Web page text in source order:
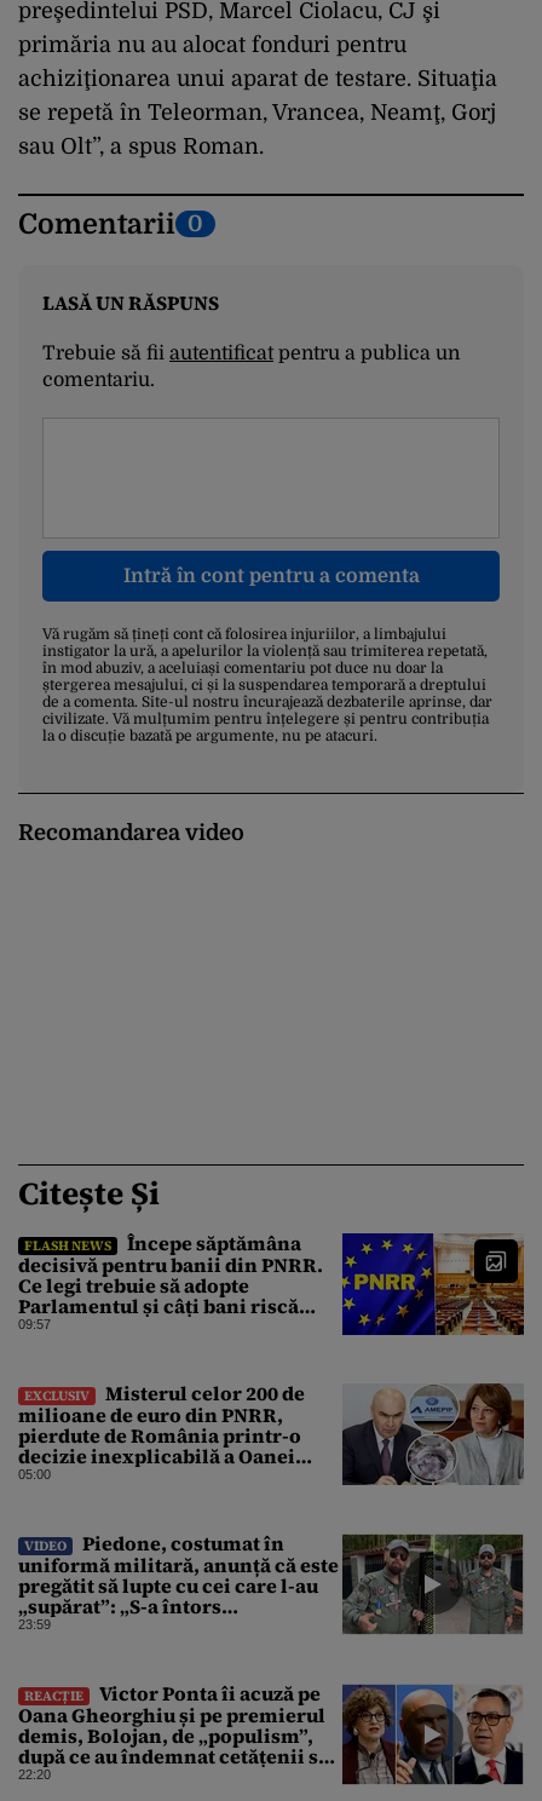
preşedintelui PSD, Marcel Ciolacu, CJ şi
primăria nu au alocat fonduri pentru
achiziţionarea unui aparat de testare. Situaţia
se repetă în Teleorman, Vrancea, Neamţ, Gorj
sau Olt”, a spus Roman.
Comentarii 0
LASĂ UN RĂSPUNS
Trebuie să fii autentificatpentru a publica un
comentariu.
Intră în cont pentru a comenta
Vă rugăm să țineți cont că folosirea injuriilor, a limbajului
instigator la ură, a apelurilor la violență sau trimiterea repetată,
în mod abuziv, a aceluiași comentariu pot duce nu doar la
ștergerea mesajului, ci și la suspendarea temporară a dreptului
de a comenta. Site-ul nostru încurajează dezbaterile aprinse, dar
civilizate. Vă mulțumim pentru înțelegere și pentru contribuția
la o discuție bazată pe argumente, nu pe atacuri.
Recomandarea video
Citește Și
FLASH NEWS
Începe săptămâna
decisivă pentru banii din PNRR.
Ce legi trebuie să adopte
Parlamentul și câți bani riscă
România să piardă
09:57
EXCLUSIV
Misterul celor 200 de
milioane de euro din PNRR,
pierdute de România printr-o
decizie inexplicabilă a Oanei
Gheorghiu. Ultima hotărâre de
05:00
VIDEO
Piedone, costumat în
uniformă militară, anunță că este
pregătit să lupte cu cei care l-au
„supărat”: „S-a întors
boomerangul”
23:59
REACȚIE
Victor Ponta îi acuză pe
Oana Gheorghiu și pe premierul
demis, Bolojan, de „populism”,
după ce au îndemnat cetățenii să
reducă consumul energetic
22:20